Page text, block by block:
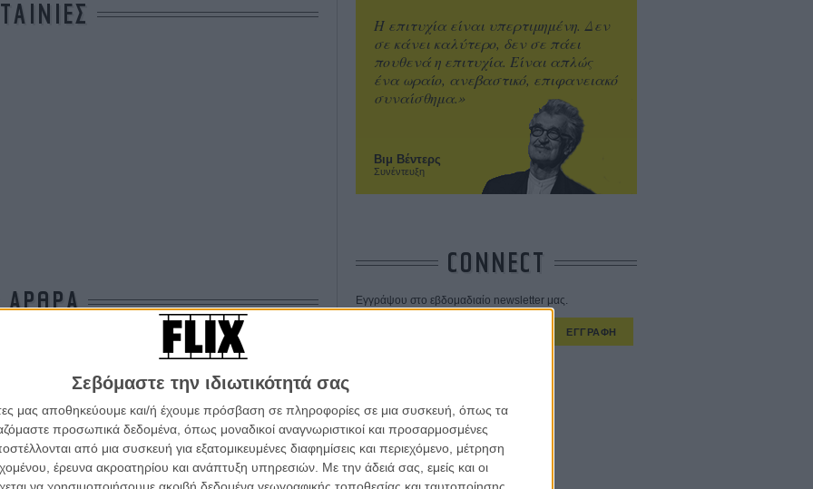
Σεβόμαστε την ιδιωτικότητά σας
μας αποθηκεύουμε και/ή έχουμε πρόσβαση σε πληροφορίες σε μια συσκευή, όπως τα
προσωπικά δεδομένα, όπως μοναδικοί αναγνωριστικοί και προσαρμοσμένες
από μια συσκευή για εξατομικευμένες διαφημίσεις και περιεχόμενο, μέτρηση
έρευνα ακροατηρίου και ανάπτυξη υπηρεσιών. Με την άδειά σας, εμείς και οι
να χρησιμοποιήσουμε ακριβή δεδομένα γεωγραφικής τοποθεσίας και ταυτοποίησης
ΤΑΙΝΙΕΣ
ΑΡΘΡΑ
έχει για το ρόλο του Τζόκερ στο
Λέτο στο «Suicide Squad»
Βιμ Βέντερς
Συνέντευξη
Η επιτυχία είναι υπερτιμημένη. Δεν
σε κάνει καλύτερο, δεν σε πάει
πουθενά η επιτυχία. Είναι απλώς
ένα ωραίο, ανεβαστικό, επιφανειακό
συναίσθημα.»
CONNECT
Εγγράψου στο εβδομαδιαίο newsletter μας.
ΕΓΓΡΑΦΗ